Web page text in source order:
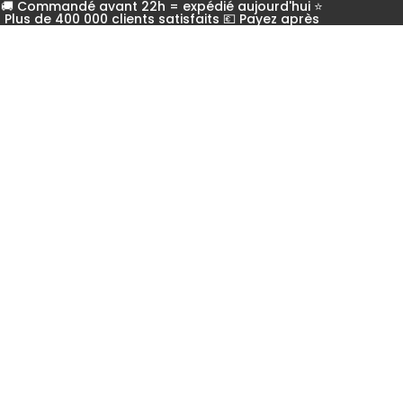
🚚 Commandé avant 22h = expédié aujourd'hui ⭐
Plus de 400 000 clients satisfaits 💶 Payez après